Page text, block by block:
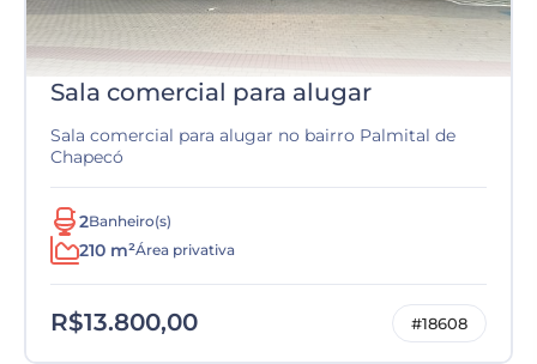
Sala comercial para alugar
Sala comercial para alugar no bairro Palmital de
Chapecó
2Banheiro(s)
210 m²Área privativa
R$13.800,00 #18608